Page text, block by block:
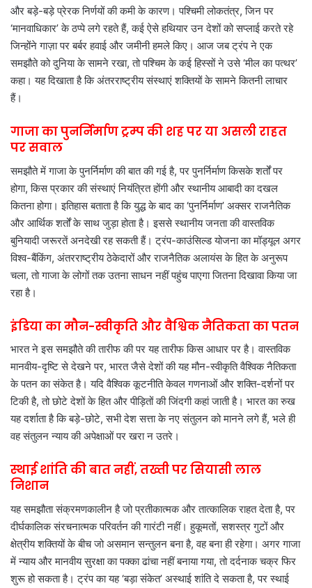
और बड़े-बड़े प्रेरक निर्णयों की कमी के कारण। पश्चिमी लोकतंत्र, जिन पर
‘मानवाधिकार’ के ठप्पे लगे रहते हैं, कई ऐसे हथियार उन देशों को सप्लाई करते रहे
जिन्होंने गाज़ा पर बर्बर हवाई और जमीनी हमले किए। आज जब ट्रंप ने एक
समझौते को दुनिया के सामने रखा, तो पश्चिम के कई हिस्सों ने उसे ‘मील का पत्थर’
कहा। यह दिखाता है कि अंतरराष्ट्रीय संस्थाएं शक्तियों के सामने कितनी लाचार
हैं।
गाजा का पुनर्निर्माण ट्रम्प की शह पर या असली राहत
पर सवाल
समझौते में गाजा के पुनर्निर्माण की बात की गई है, पर पुनर्निर्माण किसके शर्तों पर
होगा, किस प्रकार की संस्थाएं नियंत्रित होंगी और स्थानीय आबादी का दखल
कितना होगा। इतिहास बताता है कि युद्ध के बाद का ‘पुनर्निर्माण’ अक्सर राजनैतिक
और आर्थिक शर्तों के साथ जुड़ा होता है। इससे स्थानीय जनता की वास्तविक
बुनियादी जरूरतें अनदेखी रह सकती हैं। ट्रंप-काउंसिल्ड योजना का मॉड्यूल अगर
विश्व-बैंकिंग, अंतरराष्ट्रीय ठेकेदारों और राजनैतिक अलायंस के हित के अनुरूप
चला, तो गाजा के लोगों तक उतना साधन नहीं पहुंच पाएगा जितना दिखावा किया जा
रहा है।
इंडिया का मौन-स्वीकृति और वैश्विक नैतिकता का पतन
भारत ने इस समझौते की तारीफ की पर यह तारीफ किस आधार पर है। वास्तविक
मानवीय-दृष्टि से देखने पर, भारत जैसे देशों की यह मौन-स्वीकृति वैश्विक नैतिकता
के पतन का संकेत है। यदि वैश्विक कूटनीति केवल गणनाओं और शक्ति-दर्शनों पर
टिकी है, तो छोटे देशों के हित और पीड़ितों की जिंदगी कहां जाती है। भारत का रुख
यह दर्शाता है कि बड़े-छोटे, सभी देश सत्ता के नए संतुलन को मानने लगे हैं, भले ही
वह संतुलन न्याय की अपेक्षाओं पर खरा न उतरे।
स्थाई शांति की बात नहीं, तख्ती पर सियासी लाल
निशान
यह समझौता संक्रमणकालीन है जो प्रतीकात्मक और तात्कालिक राहत देता है, पर
दीर्घकालिक संरचनात्मक परिवर्तन की गारंटी नहीं। हुकूमतों, सशस्त्र गुटों और
क्षेत्रीय शक्तियों के बीच जो असमान सन्तुलन बना है, वह बना ही रहेगा। अगर गाजा
में न्याय और मानवीय सुरक्षा का पक्का ढांचा नहीं बनाया गया, तो दर्दनाक चक्र फिर
शुरू हो सकता है। ट्रंप का यह ‘बड़ा संकेत’ अस्थाई शांति दे सकता है, पर स्थाई